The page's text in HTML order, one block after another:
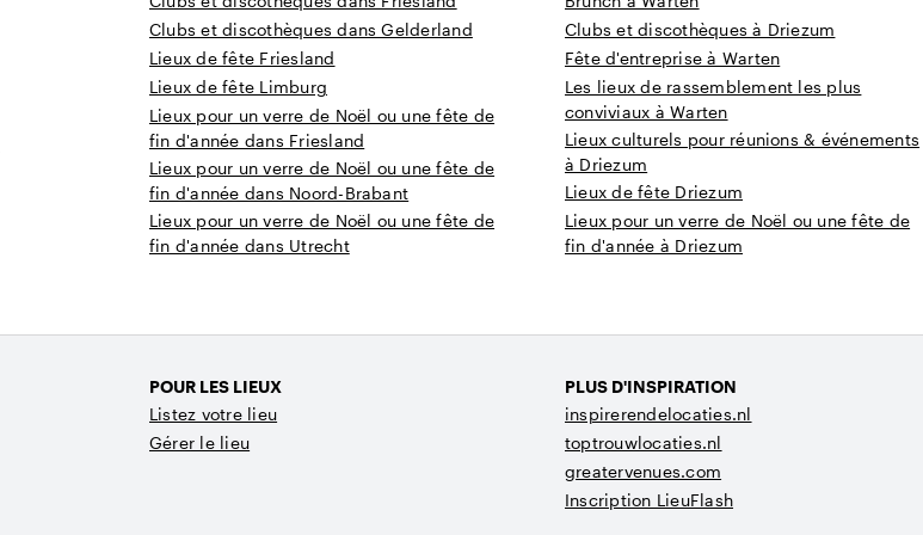
Clubs et discothèques dans Gelderland
Lieux de fête Friesland
Lieux de fête Limburg
Lieux pour un verre de Noël ou une fête de
fin d'année dans Friesland
Lieux pour un verre de Noël ou une fête de
fin d'année dans Noord-Brabant
Lieux pour un verre de Noël ou une fête de
fin d'année dans Utrecht
Clubs et discothèques à Driezum
Fête d'entreprise à Warten
Les lieux de rassemblement les plus
conviviaux à Warten
Lieux culturels pour réunions & événements
à Driezum
Lieux de fête Driezum
Lieux pour un verre de Noël ou une fête de
fin d'année à Driezum
POUR LES LIEUX
Listez votre lieu
Gérer le lieu
PLUS D'INSPIRATION
inspirerendelocaties.nl
toptrouwlocaties.nl
greatervenues.com
Inscription LieuFlash